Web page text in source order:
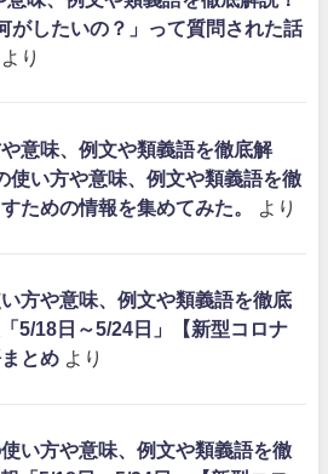
がしたいの？」って質問された話
より
意味、例文や類義語を徹底解
使い方や意味、例文や類義語を徹
ための情報を集めてみた。
より
方や意味、例文や類義語を徹底
5/18日～5/24日」【新型コロナ
とめ より
い方や意味、例文や類義語を徹